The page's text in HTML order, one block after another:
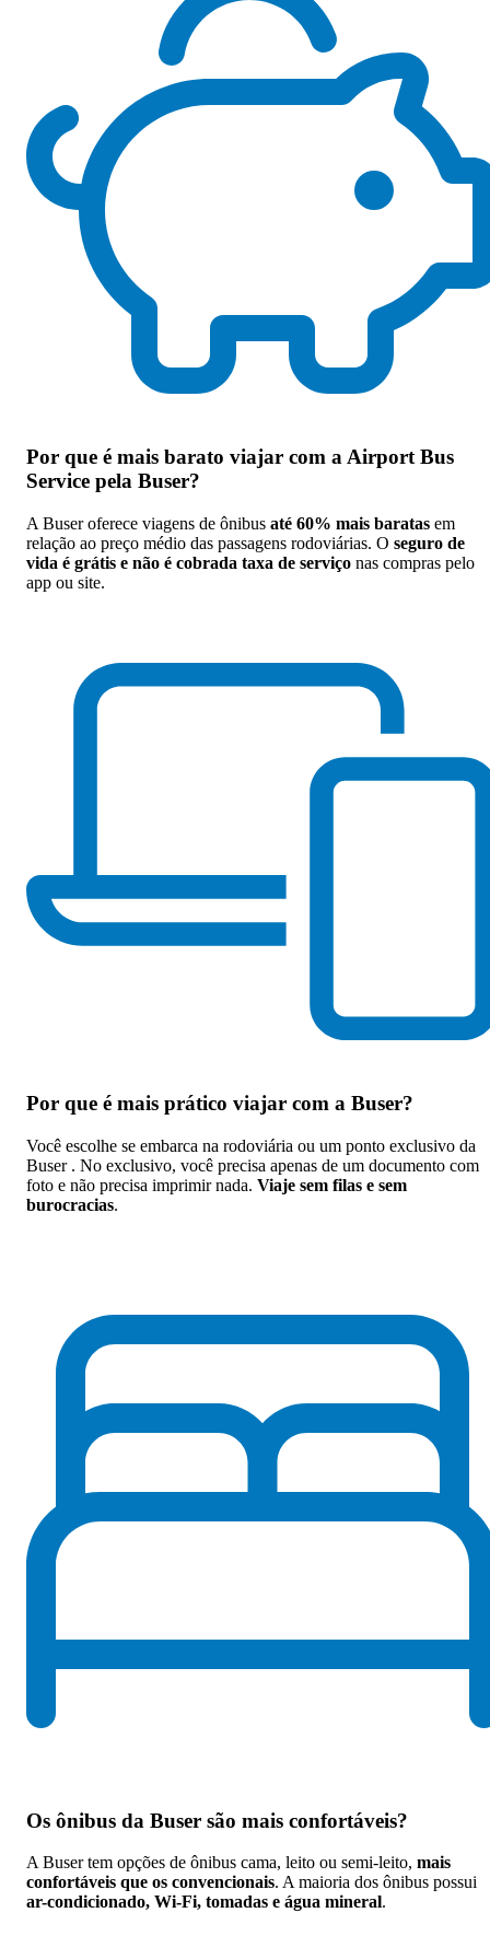
Por que é mais barato viajar com a Airport Bus
Service pela Buser?
A Buser oferece viagens de ônibus até 60% mais baratas em
relação ao preço médio das passagens rodoviárias. O seguro de
vida é grátis e não é cobrada taxa de serviço nas compras pelo
app ou site.
Por que é mais prático viajar com a Buser?
Você escolhe se embarca na rodoviária ou um ponto exclusivo da
Buser . No exclusivo, você precisa apenas de um documento com
foto e não precisa imprimir nada. Viaje sem filas e sem
burocracias.
Os ônibus da Buser são mais confortáveis?
A Buser tem opções de ônibus cama, leito ou semi-leito, mais
confortáveis que os convencionais. A maioria dos ônibus possui
ar-condicionado, Wi-Fi, tomadas e água mineral.